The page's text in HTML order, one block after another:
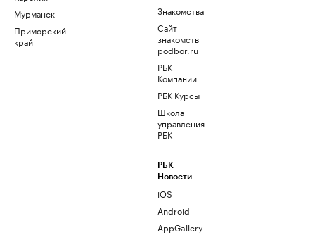
Мурманск
Приморский
край
Знакомства
Сайт
знакомств
podbor.ru
РБК
Компании
РБК Курсы
Школа
управления
РБК
РБК
Новости
iOS
Android
AppGallery